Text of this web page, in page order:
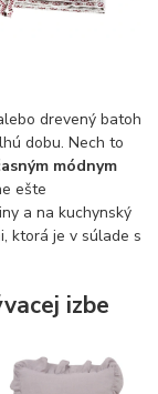
drevený batoh
dobu. Nech to
módnym
ešte
a na kuchynský
ktorá je v súlade s
izbe